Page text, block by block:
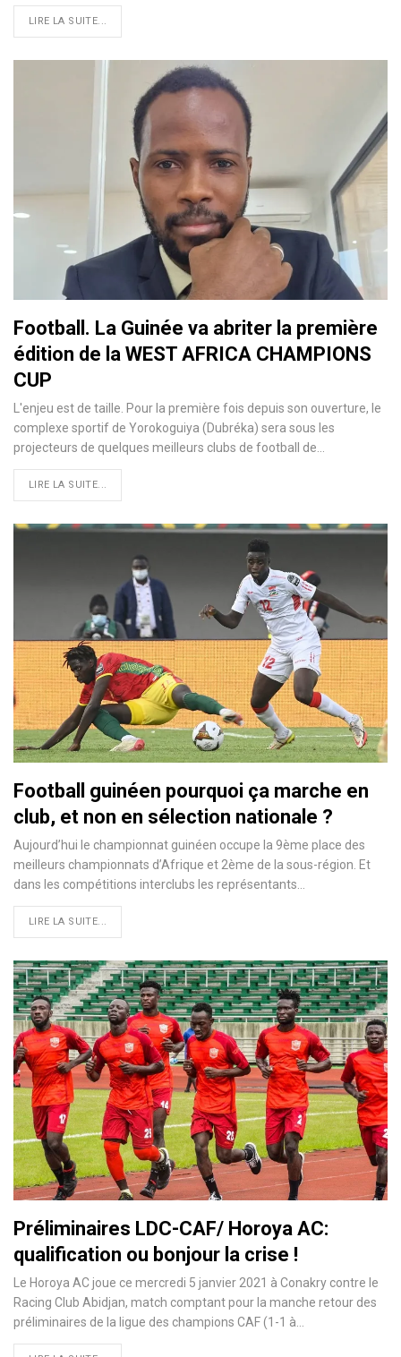
LIRE LA SUITE...
Football. La Guinée va abriter la première
édition de la WEST AFRICA CHAMPIONS
CUP
L'enjeu est de taille. Pour la première fois depuis son ouverture, le
complexe sportif de Yorokoguiya (Dubréka) sera sous les
projecteurs de quelques meilleurs clubs de football de…
LIRE LA SUITE...
Football guinéen pourquoi ça marche en
club, et non en sélection nationale ?
Aujourd’hui le championnat guinéen occupe la 9ème place des
meilleurs championnats d’Afrique et 2ème de la sous-région. Et
dans les compétitions interclubs les représentants…
LIRE LA SUITE...
Préliminaires LDC-CAF/ Horoya AC:
qualification ou bonjour la crise !
Le Horoya AC joue ce mercredi 5 janvier 2021 à Conakry contre le
Racing Club Abidjan, match comptant pour la manche retour des
préliminaires de la ligue des champions CAF (1-1 à